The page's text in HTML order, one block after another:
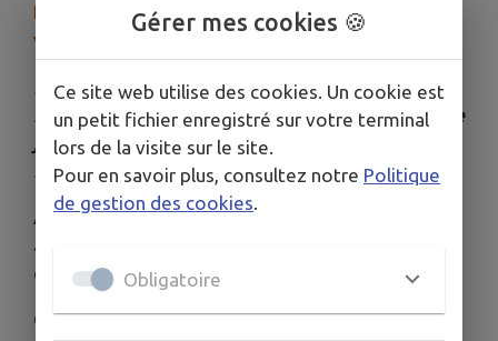
Des récits en image, quand les contes prennent
vie grâce à la photographie
Découvrez le travail des élèves du lycée Saint-
Nicolas la Providence à Montauban-de-Bretagne
jusqu'au 27 novembre à la médiathèque de
Landujan.
À travers la représentation picturale de mythes
anciens, ils représentent les questionnements
contemporains.
Ce projet photographique a été mené par Cédric
Gérer mes cookies 🍪
Ce site web utilise des cookies. Un cookie est
un petit fichier enregistré sur votre terminal
lors de la visite sur le site.
Pour en savoir plus, consultez notre Politique
de gestion des cookies.
Obligatoire